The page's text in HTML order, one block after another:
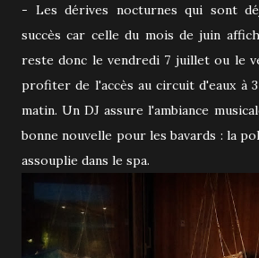
- Les dérives nocturnes qui sont
succès car celle du mois de juin
reste donc le vendredi 7 juillet ou le
profiter de l'accès au circuit d'eaux à
matin. Un DJ assure l'ambiance
bonne nouvelle pour les bavards : la
assouplie dans le spa.